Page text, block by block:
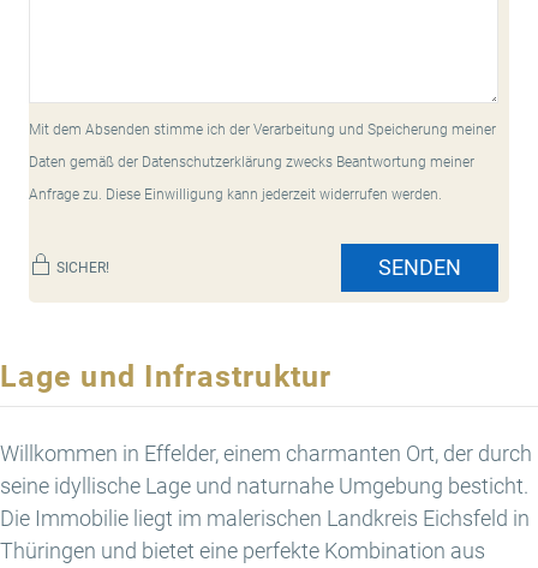
Mit dem Absenden stimme ich der Verarbeitung und Speicherung meiner
Daten gemäß der Datenschutzerklärung zwecks Beantwortung meiner
Anfrage zu. Diese Einwilligung kann jederzeit widerrufen werden.
SICHER! SENDEN
Lage und Infrastruktur
Willkommen in Effelder, einem charmanten Ort, der durch
seine idyllische Lage und naturnahe Umgebung besticht.
Die Immobilie liegt im malerischen Landkreis Eichsfeld in
Thüringen und bietet eine perfekte Kombination aus